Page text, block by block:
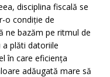
disciplina fiscală se
o condiție de
ne bazăm pe ritmul de
plăti datoriile
în care eficiența
adăugată mare să